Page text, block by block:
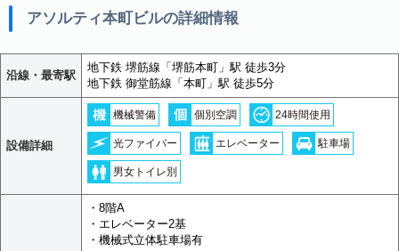
アソルティ本町ビルの詳細情報
沿線・最寄駅
地下鉄 堺筋線「堺筋本町」駅 徒歩3分
地下鉄 御堂筋線「本町」駅 徒歩5分
設備詳細
機械警備 個別空調 24時間使用
光ファイバー エレベーター 駐車場
男女トイレ別
・8階A
・エレベーター2基
・機械式立体駐車場有